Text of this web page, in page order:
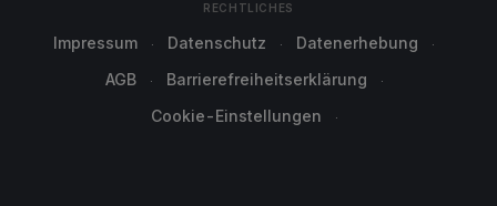
RECHTLICHES
Impressum Datenschutz
Datenerhebung
AGB
Barrierefreiheitserklärung
Cookie-Einstellungen